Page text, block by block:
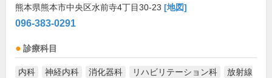
熊本県熊本市中央区水前寺4丁目30-23 [地図]
096-383-0291
診療科目
内科 神経内科 消化器科 リハビリテーション科
放射線